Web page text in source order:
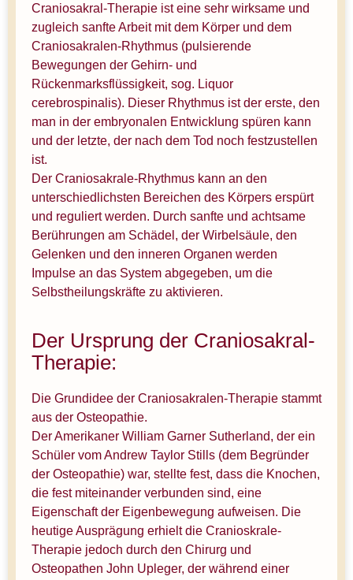
Craniosakral-Therapie ist eine sehr wirksame und
zugleich sanfte Arbeit mit dem Körper und dem
Craniosakralen-Rhythmus (pulsierende
Bewegungen der Gehirn- und
Rückenmarksflüssigkeit, sog. Liquor
cerebrospinalis). Dieser Rhythmus ist der erste, den
man in der embryonalen Entwicklung spüren kann
und der letzte, der nach dem Tod noch festzustellen
ist.
Der Craniosakrale-Rhythmus kann an den
unterschiedlichsten Bereichen des Körpers erspürt
und reguliert werden. Durch sanfte und achtsame
Berührungen am Schädel, der Wirbelsäule, den
Gelenken und den inneren Organen werden
Impulse an das System abgegeben, um die
Selbstheilungskräfte zu aktivieren.
Der Ursprung der Craniosakral-
Therapie:
Die Grundidee der Craniosakralen-Therapie stammt
aus der Osteopathie.
Der Amerikaner William Garner Sutherland, der ein
Schüler vom Andrew Taylor Stills (dem Begründer
der Osteopathie) war, stellte fest, dass die Knochen,
die fest miteinander verbunden sind, eine
Eigenschaft der Eigenbewegung aufweisen. Die
heutige Ausprägung erhielt die Cranioskrale-
Therapie jedoch durch den Chirurg und
Osteopathen John Upleger, der während einer